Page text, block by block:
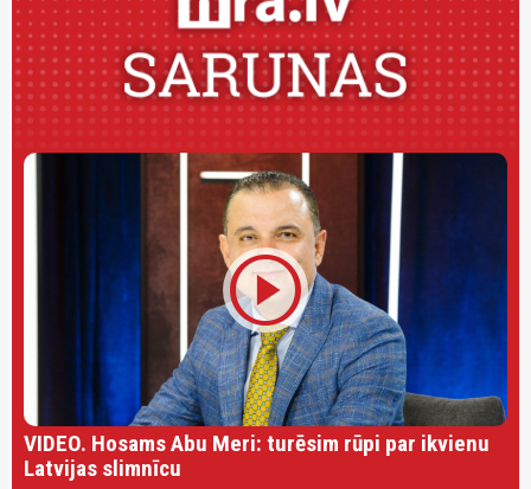
play_circle
VIDEO. Hosams Abu Meri: turēsim rūpi par ikvienu
Latvijas slimnīcu